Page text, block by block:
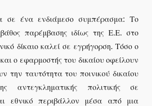
σε ένα ενδιάμεσο συμπέρασμα: Το
παρέμβασης ιδίως της Ε.Ε. στο
δίκαιο καλεί σε εγρήγορση. Τόσο ο
ο εφαρμοστής του δικαίου οφείλουν
την ταυτότητα του ποινικού δικαίου
αντεγκληματικής πολιτικής σε
εθνικό περιβάλλον μέσα από μια